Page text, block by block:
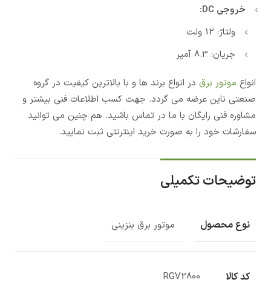
خروجی DC:
ولتاژ: 12 ولت
جریان: 8.3 آمپر
انواع موتور برق در انواع برند ها و با بالاترین کیفیت در گروه
صنعتی ناین عرضه می گردد. جهت کسب اطلاعات فنی بیشتر و
مشاوره فنی رایگان با ما در تماس باشید. هم چنین می توانید
سفارشات خود را به صورت خرید اینترنتی ثبت نمایید.
توضیحات تکمیلی
نوع محصول موتور برق بنزینی
کد کالا RGV2800